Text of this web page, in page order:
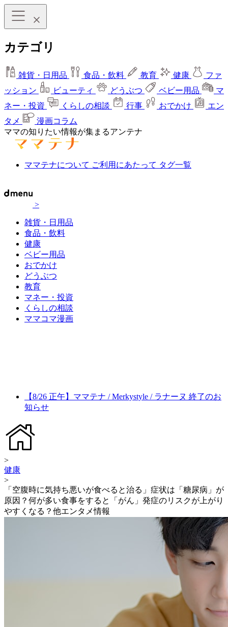
カテゴリ
雑貨・日用品 食品・飲料 教育 健康
ファ
ッション
ビューティ どうぶつ ベビー用品
マ
ネー・投資
くらしの相談 行事 おでかけ
エン
タメ
漫画コラム
ママの知りたい情報が集まるアンテナ
ママテナについて ご利用にあたって タグ一覧
>
雑貨・日用品
食品・飲料
健康
ベビー用品
おでかけ
どうぶつ
教育
マネー・投資
くらしの相談
ママコマ漫画
【8/26 正午】ママテナ / Merkystyle / ラナーヌ 終了のお
知らせ
>
健康
>
「空腹時に気持ち悪いが食べると治る」症状は「糖尿病」が
原因？何が多い食事をすると「がん」発症のリスクが上がり
やすくなる？他エンタメ情報